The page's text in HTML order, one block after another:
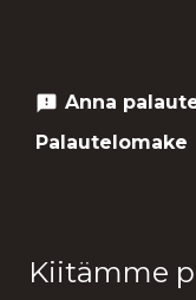
feedback Anna
Palautelomake
Kiitämme